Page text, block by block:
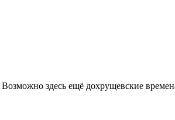
здесь ещё дохрущевские